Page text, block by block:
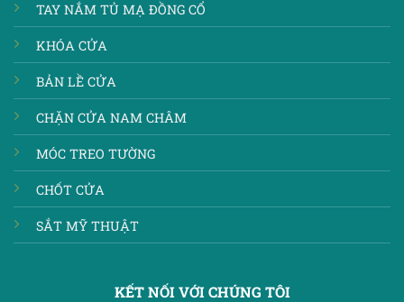
TAY NẮM TỦ MẠ ĐỒNG CỔ
KHÓA CỬA
BẢN LỀ CỬA
CHẶN CỬA NAM CHÂM
MÓC TREO TƯỜNG
CHỐT CỬA
SẮT MỸ THUẬT
KẾT NỐI VỚI CHÚNG TÔI